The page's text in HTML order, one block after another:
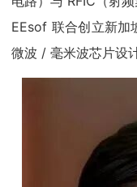
EEsof 联合创立新加
微波 / 毫米波芯片设